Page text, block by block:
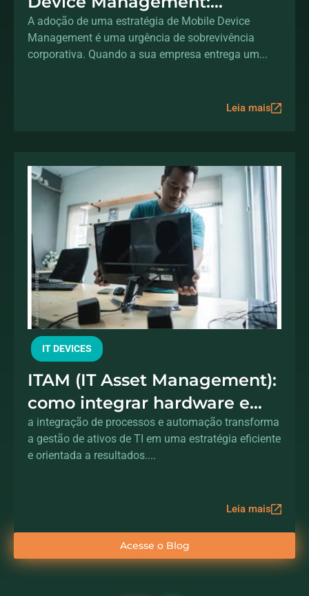
protegendo dados fora do
escritório
A adoção de uma estratégia de Mobile Device
Management é uma urgência de sobrevivência
corporativa. Quando a sua empresa entrega um...
Leia mais
IT DEVICES
ITAM (IT Asset Management):
como integrar hardware e
processos para controle total
dos ativos
a integração de processos e automação transforma
a gestão de ativos de TI em uma estratégia eficiente
e orientada a resultados....
Leia mais
Acesse o Blog